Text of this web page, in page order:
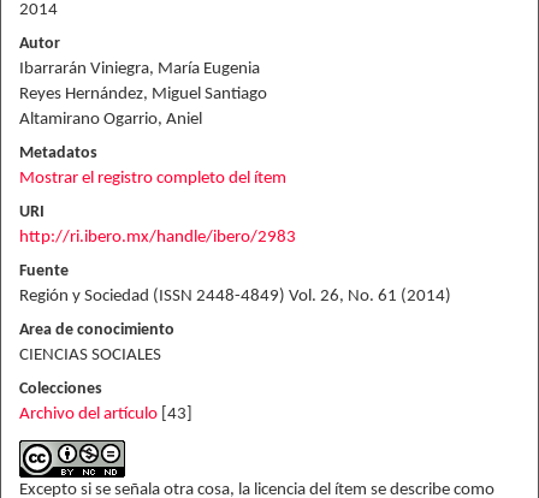
2014
Autor
Ibarrarán Viniegra, María Eugenia
Reyes Hernández, Miguel Santiago
Altamirano Ogarrio, Aniel
Metadatos
Mostrar el registro completo del ítem
URI
http://ri.ibero.mx/handle/ibero/2983
Fuente
Región y Sociedad (ISSN 2448-4849) Vol. 26, No. 61 (2014)
Area de conocimiento
CIENCIAS SOCIALES
Colecciones
Archivo del artículo [43]
Excepto si se señala otra cosa, la licencia del ítem se describe como